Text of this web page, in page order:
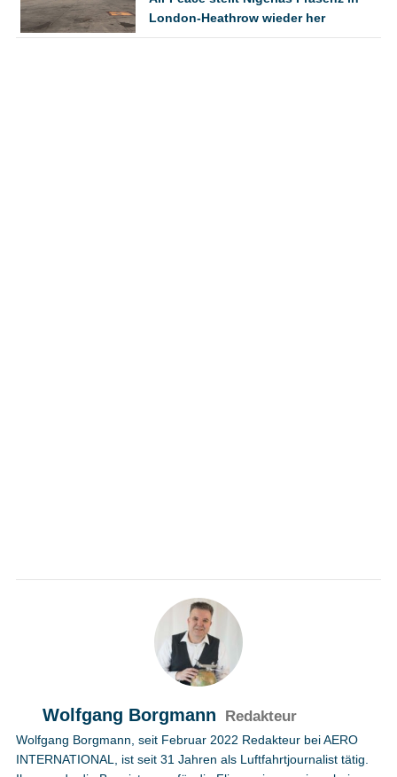
London-Heathrow wieder her
Wolfgang Borgmann Redakteur
Wolfgang Borgmann, seit Februar 2022 Redakteur bei AERO
INTERNATIONAL, ist seit 31 Jahren als Luftfahrtjournalist tätig.